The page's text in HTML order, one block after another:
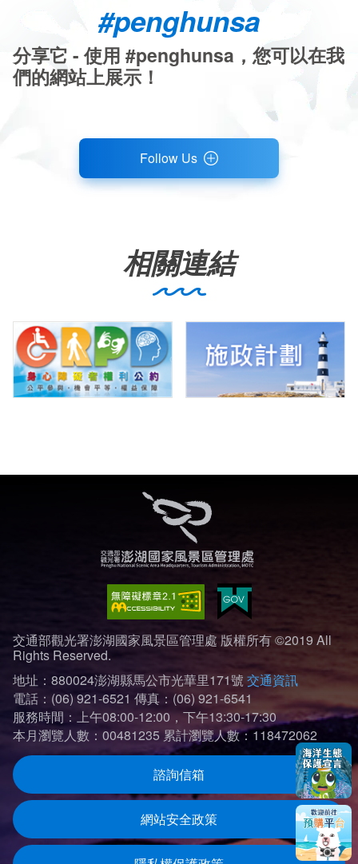
#penghunsa
分享它 - 使用 #penghunsa，您可以在我
們的網站上展示！
Follow Us
相關連結
交通部觀光署澎湖國家風景區管理處 版權所有 ©2019 All
Rights Reserved.
地址：880024澎湖縣馬公市光華里171號 交通資訊
電話：(06) 921-6521 傳真：(06) 921-6541
服務時間：上午08:00-12:00，下午13:30-17:30
本月瀏覽人數：00481235 累計瀏覽人數：118472062
諮詢信箱
網站安全政策